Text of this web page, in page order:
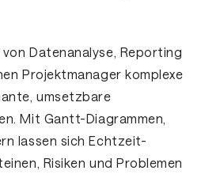
Datenanalyse, Reporting
Projektmanager komplexe
umsetzbare
Mit Gantt-Diagrammen,
lassen sich Echtzeit-
Risiken und Problemen